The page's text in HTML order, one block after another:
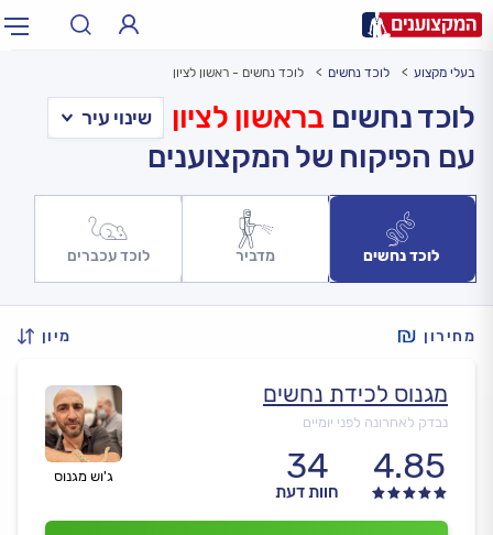
תחום
עירעיר: תל אביב, חיפה…
בעלי מקצוע לוכד נחשים לוכד נחשים - ראשון לציון
לוכד נחשים בראשון לציון
עם הפיקוח של המקצוענים
לוכד נחשים מדביר לוכד עכברים
מחירון מיון
ג'וש מגנוס
מגנוס לכידת נחשים
נבדק לאחרונה לפני יומיים
4.85
34
חוות דעת